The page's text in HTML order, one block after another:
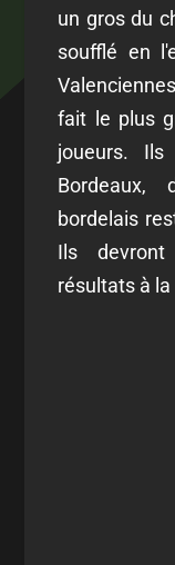
un gros du
soufflé en
fait le plus
joueurs. Ils
bordelais
Ils devront
résultats à